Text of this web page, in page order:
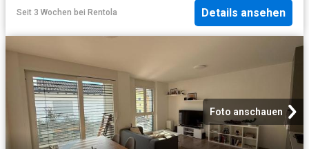
Seit 3 Wochen bei Rentola Details ansehen
Foto anschauen